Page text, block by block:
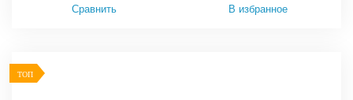
Сравнить В избранное
ТОП